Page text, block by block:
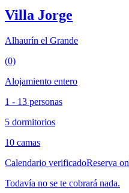
Villa Jorge
Alhaurín el Grande
(0)
Alojamiento entero
1 - 13 personas
5 dormitorios
10 camas
Calendario verificadoReserva
Todavía no se te cobrará nada.